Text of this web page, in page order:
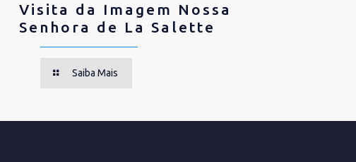
Visita da Imagem Nossa
Senhora de La Salette
Saiba Mais